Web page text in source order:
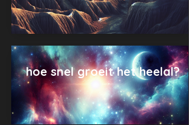
hoe snel groeit het heelal?